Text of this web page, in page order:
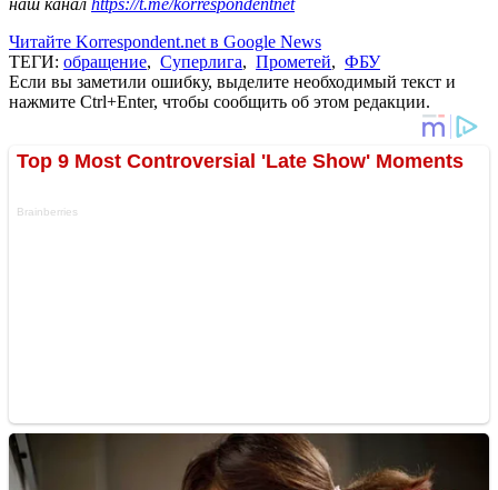
Читайте Korrespondent.net в Google News
ТЕГИ: обращение, Суперлига, Прометей, ФБУ
Если вы заметили ошибку, выделите необходимый текст и
нажмите Ctrl+Enter, чтобы сообщить об этом редакции.